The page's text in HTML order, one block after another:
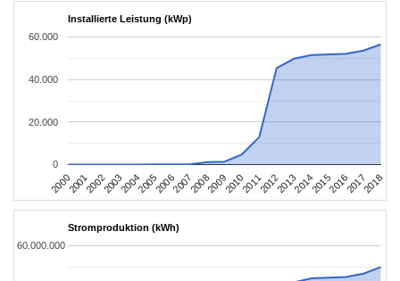
Installierte Leistung (kWp)
2000200120022003200420052006200720082009201020112012201320142015201620172018
0
20.000
40.000
60.000
Stromproduktion (kWh)
60.000.000